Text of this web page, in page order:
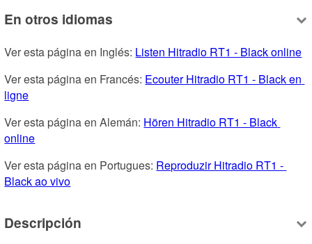
En otros idiomas
Ver esta página en Inglés: Listen Hitradio RT1 - Black online
Ver esta página en Francés: Ecouter Hitradio RT1 - Black en
ligne
Ver esta página en Alemán: Hören Hitradio RT1 - Black
online
Ver esta página en Portugues: Reproduzir Hitradio RT1 -
Black ao vivo
Descripción